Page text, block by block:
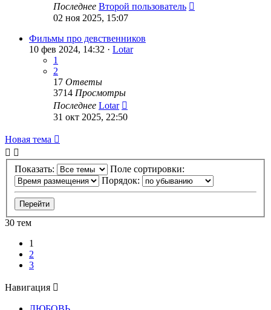
Последнее Второй пользователь
02 ноя 2025, 15:07
Фильмы про девственников
10 фев 2024, 14:32 · Lotar
1
2
17 Ответы
3714 Просмотры
Последнее Lotar
31 окт 2025, 22:50
Новая тема
Показать:
Поле сортировки:
Порядок:
30 тем
1
2
3
Навигация